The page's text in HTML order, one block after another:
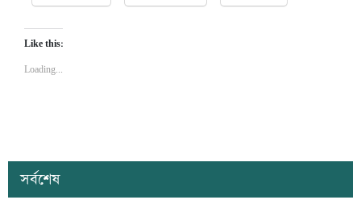
Like this:
Loading...
সর্বশেষ